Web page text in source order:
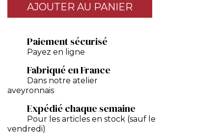
AJOUTER AU PANIER
Paiement sécurisé
Payez en ligne
Fabriqué en France
Dans notre atelier
aveyronnais
Expédié chaque semaine
Pour les articles en stock (sauf le
vendredi)